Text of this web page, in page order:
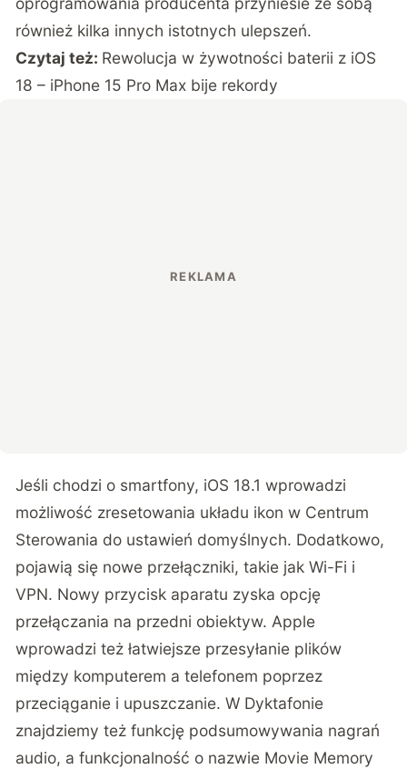
również kilka innych istotnych ulepszeń.
Czytaj też: Rewolucja w żywotności baterii z iOS
18 – iPhone 15 Pro Max bije rekordy
Jeśli chodzi o smartfony, iOS 18.1 wprowadzi
możliwość zresetowania układu ikon w Centrum
Sterowania do ustawień domyślnych. Dodatkowo,
pojawią się nowe przełączniki, takie jak Wi-Fi i
VPN. Nowy przycisk aparatu zyska opcję
przełączania na przedni obiektyw. Apple
wprowadzi też łatwiejsze przesyłanie plików
między komputerem a telefonem poprzez
przeciąganie i upuszczanie. W Dyktafonie
znajdziemy też funkcję podsumowywania nagrań
audio, a funkcjonalność o nazwie Movie Memory